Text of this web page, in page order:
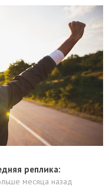
реплика:
месяца назад